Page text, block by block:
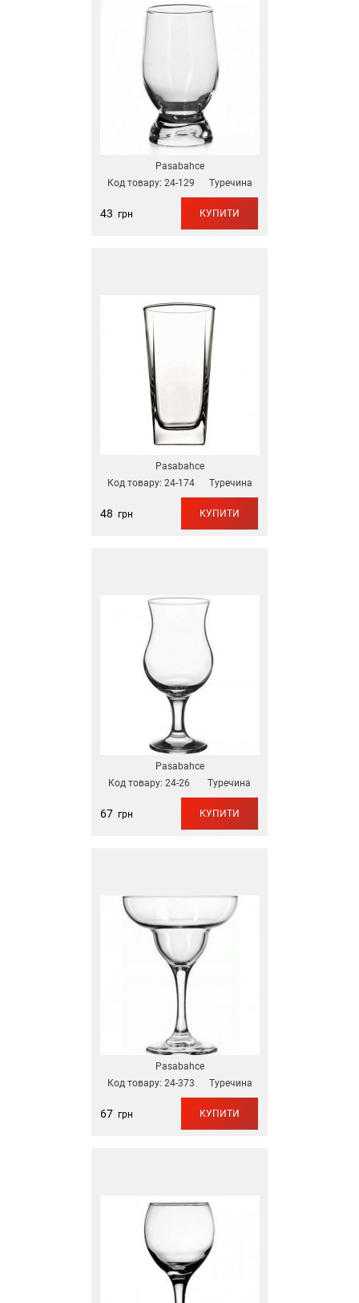
Pasabahce
Код товару: 24-129 Туречина
43 грн КУПИТИ
Pasabahce
Код товару: 24-174 Туречина
48 грн КУПИТИ
Pasabahce
Код товару: 24-26 Туречина
67грн КУПИТИ
Pasabahce
Код товару: 24-373 Туречина
67грн КУПИТИ